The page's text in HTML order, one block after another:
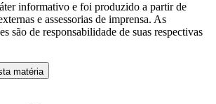
informativo e foi produzido a partir de
e assessorias de imprensa. As
são de responsabilidade de suas respectivas
matéria